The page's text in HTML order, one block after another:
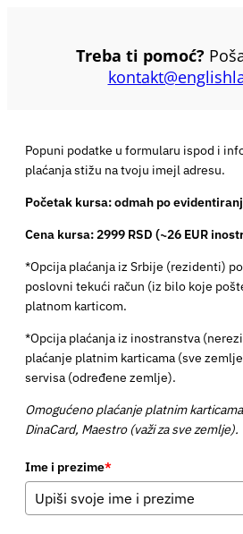
Treba ti pomoć?
Popuni podatke u formularu ispod i
plaćanja stižu na tvoju imejl adresu.
Početak kursa: odmah po
Cena kursa: 2999 RSD (~26 EUR
*Opcija plaćanja iz Srbije (rezidenti)
poslovni tekući račun (iz bilo koje
platnom karticom.
*Opcija plaćanja iz inostranstva
plaćanje platnim karticama (sve
servisa (određene zemlje).
Omogućeno plaćanje platnim
DinaCard, Maestro (važi za sve zemlje).
Ime i prezime*